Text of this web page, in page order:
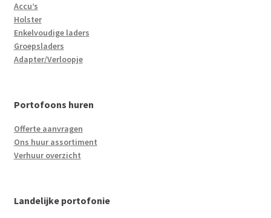
Accu’s
Holster
Enkelvoudige laders
Groepsladers
Adapter/Verloopje
Portofoons huren
Offerte aanvragen
Ons huur assortiment
Verhuur overzicht
Landelijke portofonie